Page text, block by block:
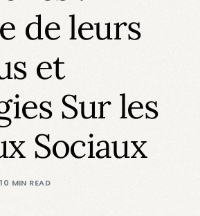
de leurs
et
Sur les
Sociaux
10 MIN READ